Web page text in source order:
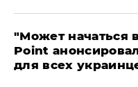
"Может начаться
Point
для всех